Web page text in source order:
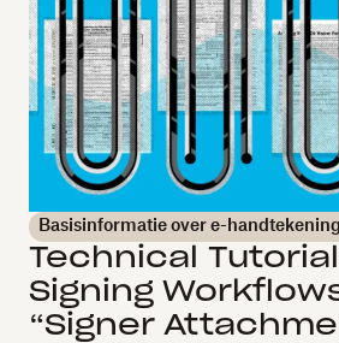
Basisinformatie over e-
Technical
Signing
“Signer